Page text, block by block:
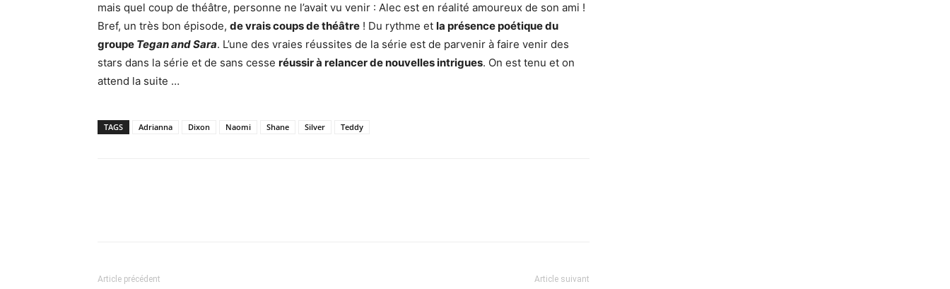
mais quel coup de théâtre, personne ne l’avait vu venir : Alec est en réalité amoureux de son ami !
Bref, un très bon épisode, de vrais coups de théâtre ! Du rythme et la présence poétique du
groupe Tegan and Sara. L’une des vraies réussites de la série est de parvenir à faire venir des
stars dans la série et de sans cesse réussir à relancer de nouvelles intrigues. On est tenu et on
attend la suite …
TAGS Adrianna Dixon Naomi Shane Silver Teddy
Article précédent Article suivant